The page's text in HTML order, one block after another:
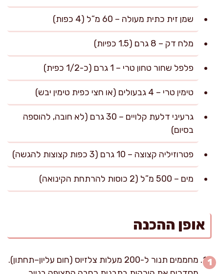
שמן זית כתית מעולה – 60 מ”ל (4 כפות)
מלח דק – 8 גרם (1.5 כפיות)
פלפל שחור טחון טרי – 1 גרם (כ-1/2 כפית)
טימין טרי – 4 גבעולים (או חצי כפית טימין יבש)
גרעיני דלעת קלויים – 30 גרם (לא חובה, להוספה
בסיום)
פטרוזיליה קצוצה – 10 גרם (3 כפות קצוצות להגשה)
מים – 500 מ”ל (2 כוסות להרתחת הקינואה)
אופן ההכנה
מחממים תנור ל-200 מעלות צלזיוס (חום עליון–תחתון).